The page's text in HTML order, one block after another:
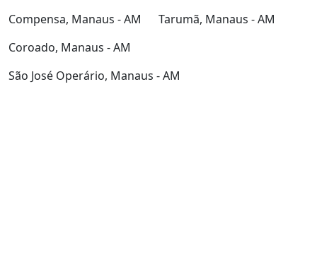
Compensa, Manaus - AM
Tarumã, Manaus - AM
Coroado, Manaus - AM
São José Operário, Manaus - AM